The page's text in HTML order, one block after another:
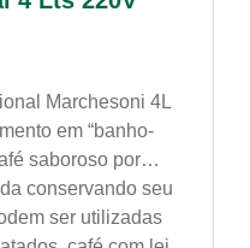
Marchesoni 4L
em “banho-
saboroso por
conservando seu
ser utilizadas